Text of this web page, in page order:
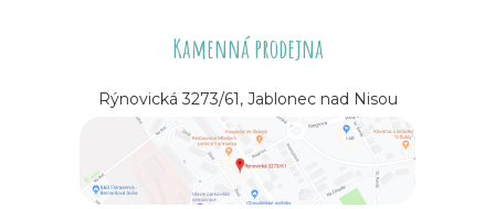
Kamenná prodejna
Rýnovická 3273/61, Jablonec nad Nisou